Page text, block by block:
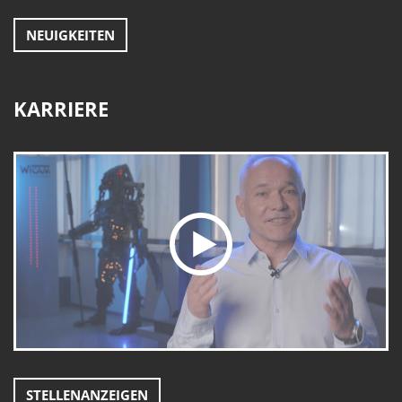
NEUIGKEITEN
KARRIERE
STELLENANZEIGEN